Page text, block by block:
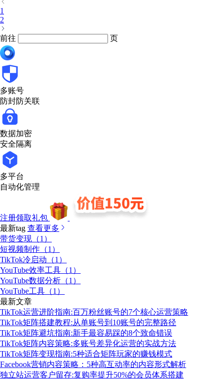
1
2
前往 页
多账号
防封防关联
数据加密
安全隔离
多平台
自动化管理
注册领取礼包
最新tag 查看更多
带货变现（1）
短视频制作（1）
TikTok冷启动（1）
YouTube效率工具（1）
YouTube数据分析（1）
YouTube工具（1）
最新文章
TikTok运营进阶指南:百万粉丝账号的7个核心运营策略
TikTok矩阵搭建教程:从单账号到10账号的完整路径
TikTok矩阵避坑指南:新手最容易踩的8个致命错误
TikTok矩阵内容策略:多账号差异化运营的实战方法
TikTok矩阵变现指南:5种适合矩阵玩家的赚钱模式
Facebook营销内容策略：5种高互动率的内容形式解析
独立站运营客户留存:复购率提升50%的会员体系搭建